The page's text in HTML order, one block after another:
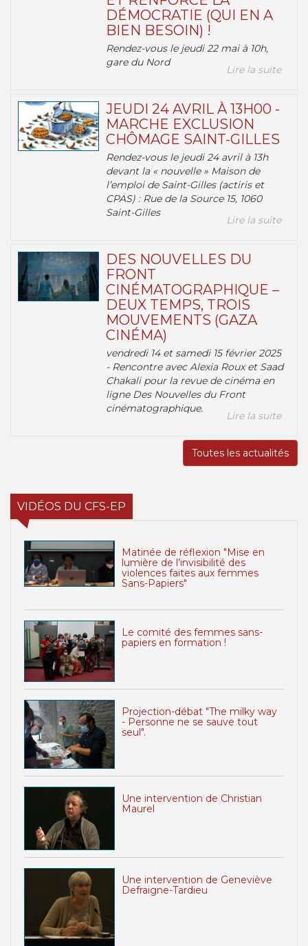
DÉMOCRATIE (QUI EN A
BIEN BESOIN) !
Rendez-vous le jeudi 22 mai à 10h,
gare du Nord
Lire la suite
JEUDI 24 AVRIL À 13H00 -
MARCHE EXCLUSION
CHÔMAGE SAINT-GILLES
Rendez-vous le jeudi 24 avril à 13h
devant la « nouvelle » Maison de
l’emploi de Saint-Gilles (actiris et
CPAS) : Rue de la Source 15, 1060
Saint-Gilles
Lire la suite
DES NOUVELLES DU
FRONT
CINÉMATOGRAPHIQUE –
DEUX TEMPS, TROIS
MOUVEMENTS (GAZA
CINÉMA)
vendredi 14 et samedi 15 février 2025
- Rencontre avec Alexia Roux et Saad
Chakali pour la revue de cinéma en
ligne Des Nouvelles du Front
cinématographique.
Lire la suite
Toutes les actualités
VIDÉOS DU CFS-EP
Matinée de réflexion "Mise en
lumière de l’invisibilité des
violences faites aux femmes
Sans-Papiers"
Le comité des femmes sans-
papiers en formation !
Projection-débat "The milky way
- Personne ne se sauve tout
seul".
Une intervention de Christian
Maurel
Une intervention de Geneviève
Defraigne-Tardieu